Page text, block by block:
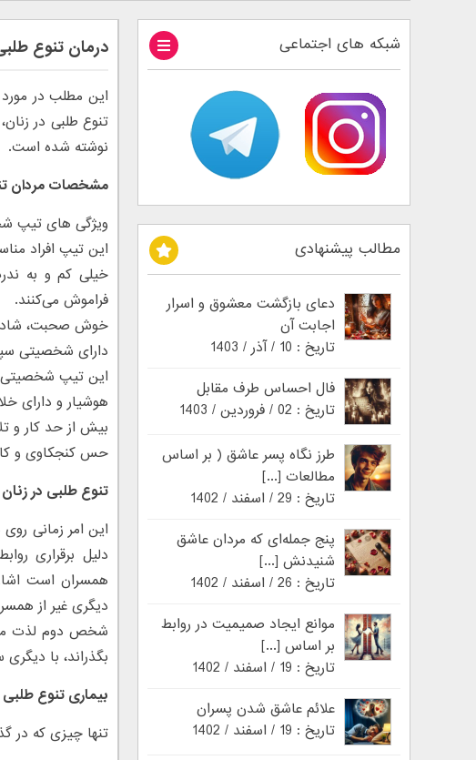
درمان تنوع
این مطلب در
تنوع طلبی در
نوشته شده است.
مشخصات مردان
ویژگی های تیپ
این تیپ افراد
خیلی کم و به
فراموش می‌کنند.
خوش صحبت،
دارای شخصیتی
این تیپ
هوشیار و دارای
بیش از حد کار و
حس کنجکاوی و
تنوع طلبی در زنان
این امر زمانی
دلیل برقراری
همسران است
دیگری غیر از
شخص دوم لذت می
بگذراند، با
بیماری تنوع طلبی
تنها چیزی که در
شبکه های اجتماعی
مطالب پیشنهادی
دعای بازگشت معشوق و اسرار
اجابت آن
تاریخ : 10 / آذر / 1403
فال احساس طرف مقابل
تاریخ : 02 / فروردین / 1403
طرز نگاه پسر عاشق ( بر اساس
مطالعات [...]
تاریخ : 29 / اسفند / 1402
پنج جمله‌ای که مردان عاشق
شنیدنش [...]
تاریخ : 26 / اسفند / 1402
موانع ایجاد صمیمیت در روابط
بر اساس [...]
تاریخ : 19 / اسفند / 1402
علائم عاشق شدن پسران
تاریخ : 19 / اسفند / 1402